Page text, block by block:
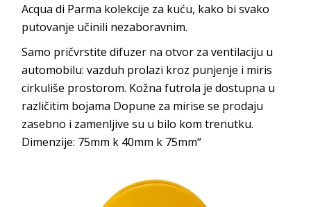
Acqua di Parma kolekcije za kuću, kako bi svako
putovanje učinili nezaboravnim.
Samo pričvrstite difuzer na otvor za ventilaciju u
automobilu: vazduh prolazi kroz punjenje i miris
cirkuliše prostorom. Kožna futrola je dostupna u
različitim bojama Dopune za mirise se prodaju
zasebno i zamenljive su u bilo kom trenutku.
Dimenzije: 75mm k 40mm k 75mm“